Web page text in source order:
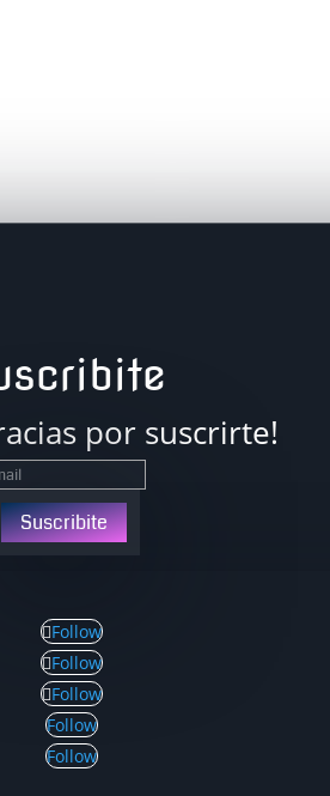
por suscrirte!
Suscribite
Follow
Follow
Follow
Follow
Follow